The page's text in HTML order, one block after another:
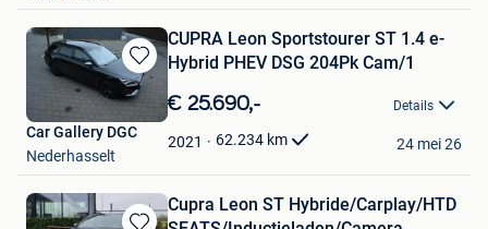
Bewaren
in
Mijn
Favorieten
CUPRA Leon Sportstourer ST 1.4 e-
Hybrid PHEV DSG 204Pk Cam/1
€ 25.690,- Details
2021 62.234 km
Car Gallery DGC
Nederhasselt
24 mei 26
Cupra Leon ST Hybride/Carplay/HTD